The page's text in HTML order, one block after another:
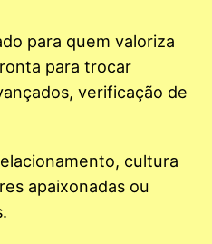
para quem valoriza
para trocar
verificação de
cultura
apaixonadas ou